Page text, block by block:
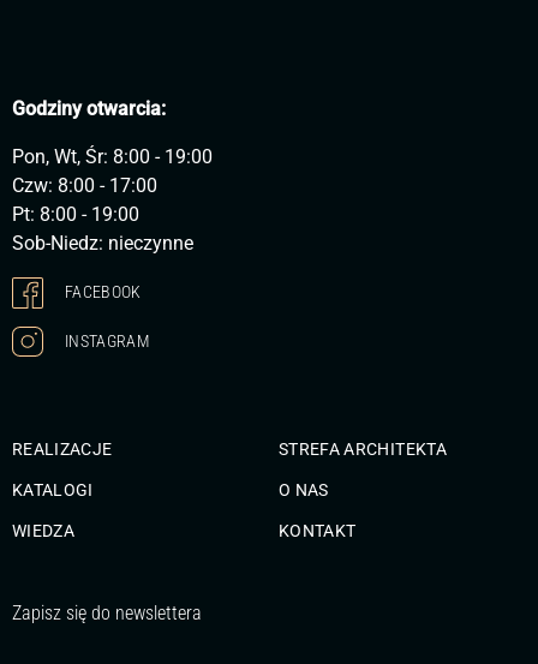
Godziny otwarcia:
Pon, Wt, Śr: 8:00 - 19:00
Czw: 8:00 - 17:00
Pt: 8:00 - 19:00
Sob-Niedz: nieczynne
FACEBOOK
INSTAGRAM
REALIZACJE
KATALOGI
WIEDZA
STREFA ARCHITEKTA
O NAS
KONTAKT
Zapisz się do newslettera